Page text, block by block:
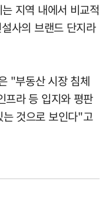
지역 내에서 비교적
사의 브랜드 단지라
"부동산 시장 침체
프라 등 입지와 평판
것으로 보인다"고